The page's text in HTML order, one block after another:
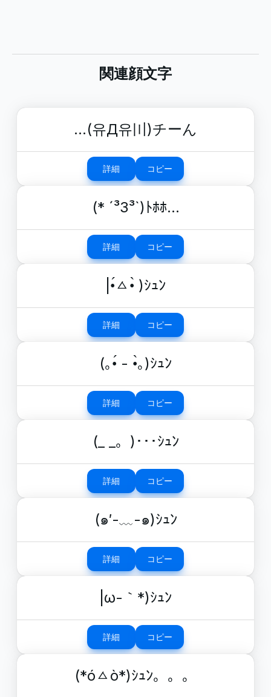
関連顔文字
…(유Д유〣)チーん
詳細 コピー
(* ´³З³`)ﾄﾎﾎ…
詳細 コピー
|•́ㅿ•̀ )ｼｭﾝ
詳細 コピー
(｡•́ - •̀｡)ｼｭﾝ
詳細 コピー
(_ _。)･･･ｼｭﾝ
詳細 コピー
(๑′-﹏-๑)ｼｭﾝ
詳細 コピー
|ω-｀*)ｼｭﾝ
詳細 コピー
(*óㅿò*)ｼｭﾝ。。。